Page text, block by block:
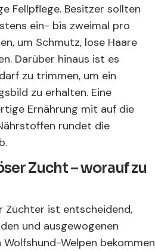
Fellpflege. Besitzer sollten
ein- bis zweimal pro
um Schmutz, lose Haare
Darüber hinaus ist es
zu trimmen, um ein
zu erhalten. Eine
Ernährung mit auf die
rundet die
Zucht – worauf zu
Züchter ist entscheidend,
und ausgewogenen
Welpen bekommen